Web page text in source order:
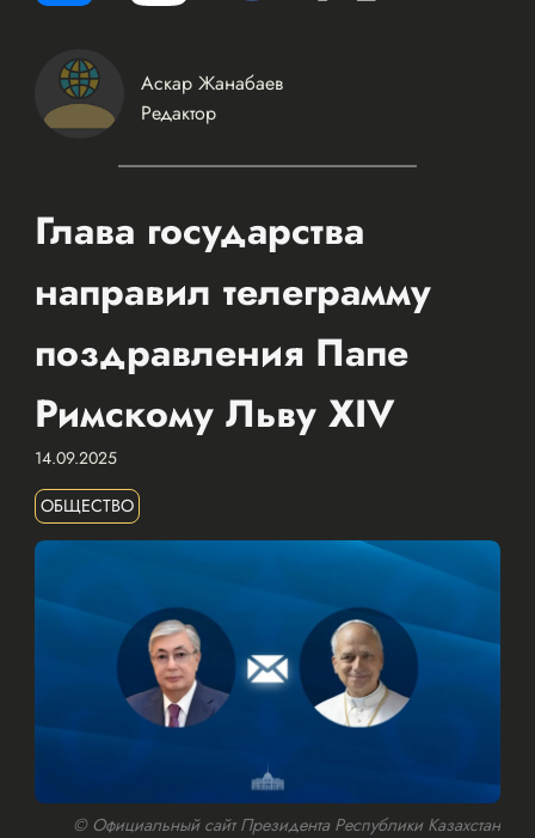
Аскар Жанабаев
Редактор
Глава государства
направил телеграмму
поздравления Папе
Римскому Льву XIV
14.09.2025
ОБЩЕСТВО
© Официальный сайт Президента Республики Казахстан